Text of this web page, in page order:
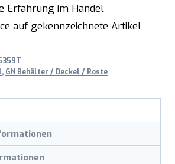
Erfahrung im Handel
auf gekennzeichnete Artikel
, GN Behälter / Deckel / Roste